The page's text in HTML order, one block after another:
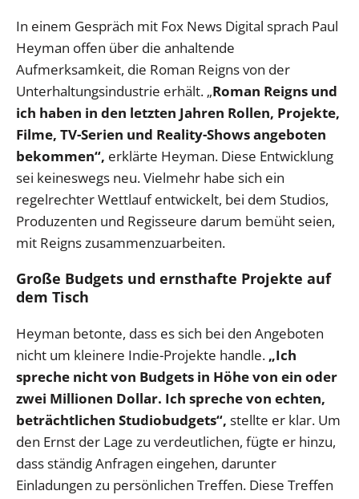
In einem Gespräch mit Fox News Digital sprach Paul
Heyman offen über die anhaltende
Aufmerksamkeit, die Roman Reigns von der
Unterhaltungsindustrie erhält. „Roman Reigns und
ich haben in den letzten Jahren Rollen, Projekte,
Filme, TV-Serien und Reality-Shows angeboten
bekommen“, erklärte Heyman. Diese Entwicklung
sei keineswegs neu. Vielmehr habe sich ein
regelrechter Wettlauf entwickelt, bei dem Studios,
Produzenten und Regisseure darum bemüht seien,
mit Reigns zusammenzuarbeiten.
Große Budgets und ernsthafte Projekte auf
dem Tisch
Heyman betonte, dass es sich bei den Angeboten
nicht um kleinere Indie-Projekte handle. „Ich
spreche nicht von Budgets in Höhe von ein oder
zwei Millionen Dollar. Ich spreche von echten,
beträchtlichen Studiobudgets“, stellte er klar. Um
den Ernst der Lage zu verdeutlichen, fügte er hinzu,
dass ständig Anfragen eingehen, darunter
Einladungen zu persönlichen Treffen. Diese Treffen